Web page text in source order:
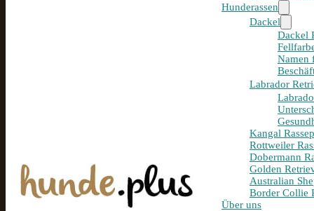
Hunderassen
Dackel
Dackel
Namen
Labrador
Kangal
Rottweiler
Dobermann
Golden
Australian
Border Collie
Über uns